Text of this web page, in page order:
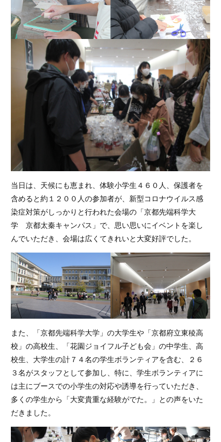
当日は、天候にも恵まれ、体験小学生４６０人、保護者を
含めると約１２００人の参加者が、新型コロナウイルス感
染症対策がしっかりと行われた会場の「京都先端科学大
学　京都太秦キャンパス」で、思い思いにイベントを楽し
んでいただき、会場は広くてきれいと大変好評でした。
また、「京都先端科学大学」の大学生や「京都府立東稜高
校」の高校生、「花園ジョイフル子ども会」の中学生、高
校生、大学生の計７４名の学生ボランティアを含む、２６
３名がスタッフとして参加し、特に、学生ボランティアに
は主にブースでの小学生の対応や誘導を行っていただき、
多くの学生から「大変貴重な経験がでた。」との声をいた
だきました。